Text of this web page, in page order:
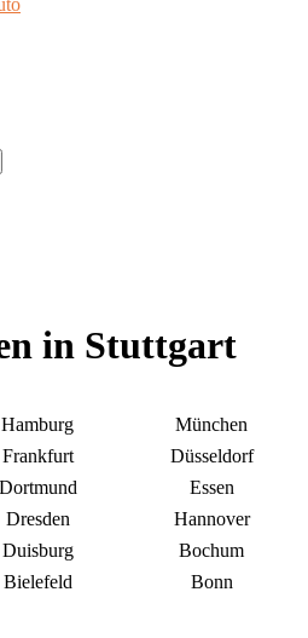
in Stuttgart
Hamburg
München
Frankfurt
Düsseldorf
Dortmund
Essen
Dresden
Hannover
Duisburg
Bochum
Bielefeld
Bonn